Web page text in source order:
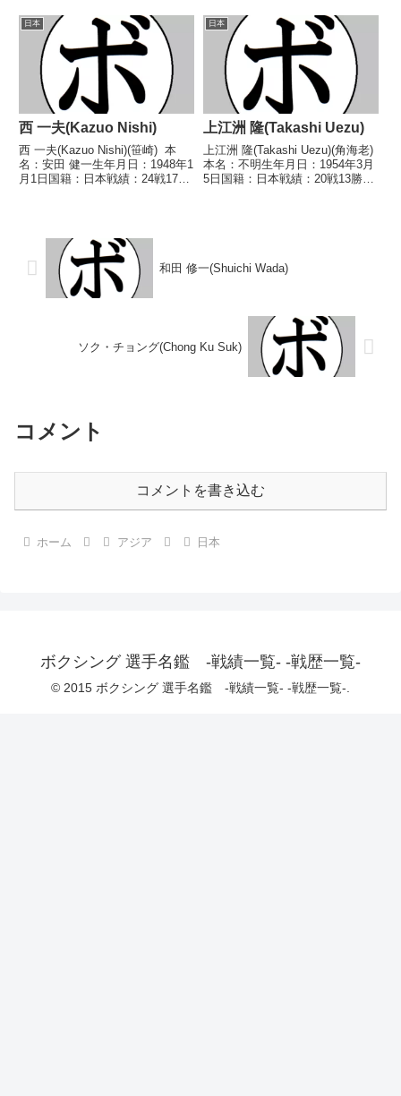
定 (採点不明) 角井 一郎(革
新)1963/05/13 ○...
ル】なし【戦歴】1982/07/26
●4R判定 (採点不明) 松本 明史
(小島工芸)1...
日本
西 一夫(Kazuo Nishi)
西 一夫(Kazuo Nishi)(笹崎) 本
名：安田 健一生年月日：1948年1
月1日国籍：日本戦績：24戦17勝
1965/07/22 ○4R判...
日本
上江洲 隆(Takashi Uezu)
上江洲 隆(Takashi Uezu)(角海老)
本名：不明生年月日：1954年3月
5日国籍：日本戦績：20戦13勝
和田 修一(Shuichi Wada)
ソク・チョング(Chong Ku Suk)
コメント
コメントを書き込む
ホーム アジア 日本
ボクシング 選手名鑑 -戦績一覧- -戦歴一覧-
© 2015 ボクシング 選手名鑑 -戦績一覧- -戦歴一覧-.